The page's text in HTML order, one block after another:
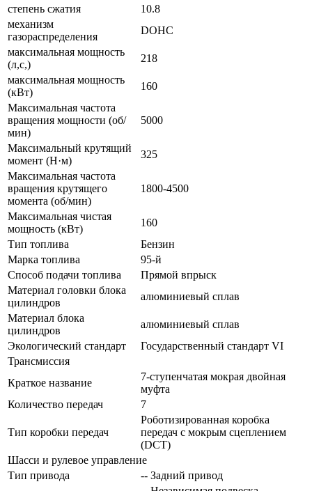
степень сжатия
10.8
механизм
газораспределения
DOHC
максимальная мощность
(л,с,)
218
максимальная мощность
(кВт)
160
Максимальная частота
вращения мощности (об/
мин)
5000
Максимальный крутящий
момент (Н·м)
325
Максимальная частота
вращения крутящего
момента (об/мин)
1800-4500
Максимальная чистая
мощность (кВт)
160
Тип топлива
Бензин
Марка топлива
95-й
Способ подачи топлива
Прямой впрыск
Материал головки блока
цилиндров
алюминиевый сплав
Материал блока
цилиндров
алюминиевый сплав
Экологический стандарт
Государственный стандарт VI
Трансмиссия
Краткое название
7-ступенчатая мокрая двойная
муфта
Количество передач
7
Тип коробки передач
Роботизированная коробка
передач с мокрым сцеплением
(DCT)
Шасси и рулевое управление
Тип привода
-- Задний привод